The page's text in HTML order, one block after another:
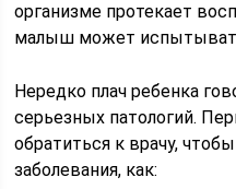
организме протекает
малыш может
Нередко плач ребенка
серьезных патологий.
обратиться к врачу,
заболевания, как: